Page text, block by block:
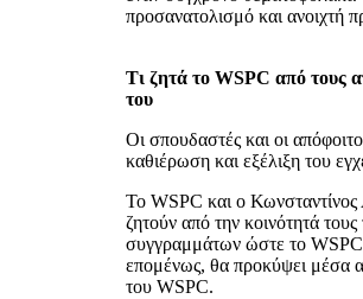
προσανατολισμό και ανοιχτή
Τι ζητά το WSPC από τους
του
Οι σπουδαστές και οι
καθιέρωση και εξέλιξη του
Το WSPC και ο
ζητούν από την κοινότητά
συγγραμμάτων ώστε το
επομένως, θα προκύψει μέσα
του WSPC.